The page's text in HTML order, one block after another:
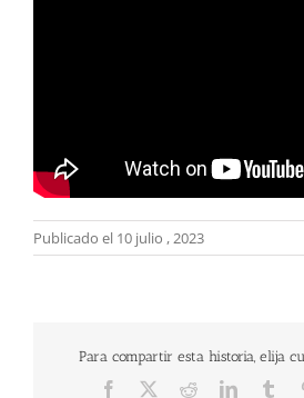
Publicado el 10 julio , 2023
Para compartir esta historia, elija
Facebook RedditLinkedIn